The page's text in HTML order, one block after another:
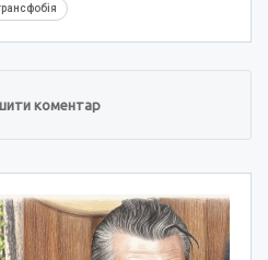
коментар